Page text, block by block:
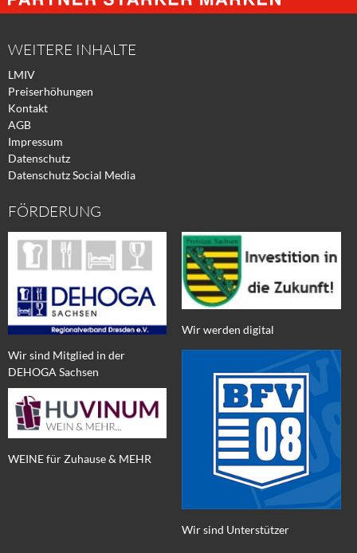
Facebook
Xing Twitter
WEITERE INHALTE
LMIV
Preiserhöhungen
Kontakt
AGB
Impressum
Datenschutz
Datenschutz Social Media
FÖRDERUNG
Wir sind Mitglied in der
DEHOGA Sachsen
WEINE für Zuhause & MEHR
Wir werden digital
Wir sind Unterstützer